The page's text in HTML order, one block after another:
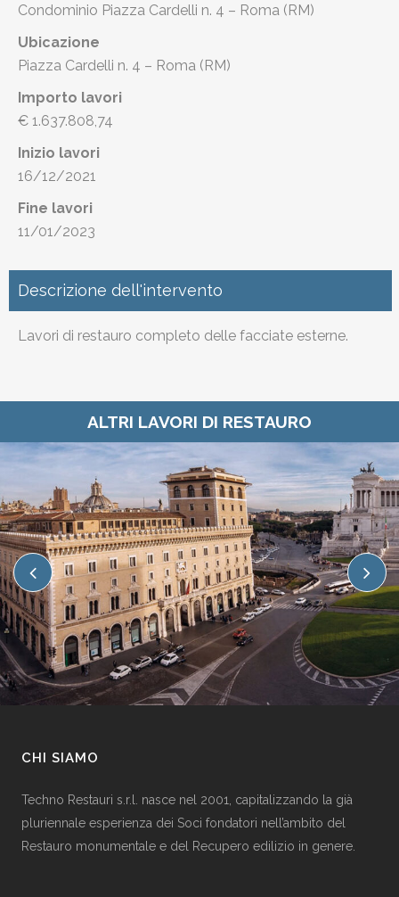
Condominio Piazza Cardelli n. 4 – Roma (RM)
Ubicazione
Piazza Cardelli n. 4 – Roma (RM)
Importo lavori
€ 1.637.808,74
Inizio lavori
16/12/2021
Fine lavori
11/01/2023
Descrizione dell'intervento
Lavori di restauro completo delle facciate esterne.
ALTRI LAVORI DI RESTAURO
CHI SIAMO
Techno Restauri s.r.l. nasce nel 2001, capitalizzando la già
pluriennale esperienza dei Soci fondatori nell’ambito del
Restauro monumentale e del Recupero edilizio in genere.